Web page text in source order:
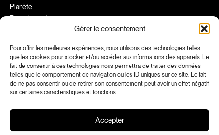
Gérer le consentement
Pour offrir les meilleures expériences, nous utilisons des technologies telles
que les cookies pour stocker et/ou accéder aux informations des appareils. Le
fait de consentir à ces technologies nous permettra de traiter des données
telles que le comportement de navigation ou les ID uniques sur ce site. Le fait
de ne pas consentir ou de retirer son consentement peut avoir un effet négatif
sur certaines caractéristiques et fonctions.
Accepter
Planète
Recrutement
FACEBOOK INSTAGRAM
LINKEDIN YOUTUBE